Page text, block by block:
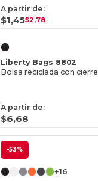
A partir de:
$1,45$2,78
Liberty Bags 8802
Bolsa reciclada con cierre
A partir de:
$6,68
-53%
+16